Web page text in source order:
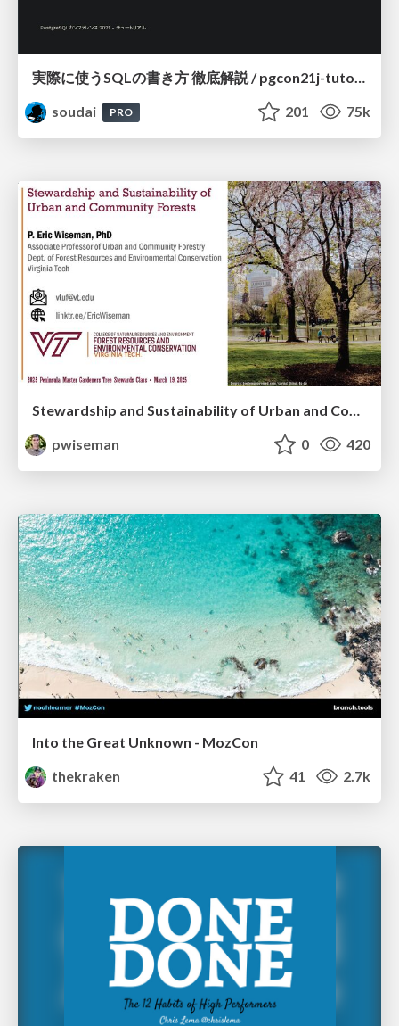
実際に使うSQLの書き方 徹底解説 / pgcon21j-tutorial
soudai
PRO 201 75k
pwiseman
0 420
Into the Great Unknown - MozCon
thekraken
41 2.7k